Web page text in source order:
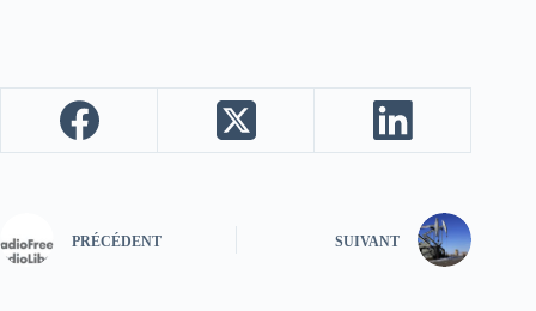
PRÉCÉDENT SUIVANT